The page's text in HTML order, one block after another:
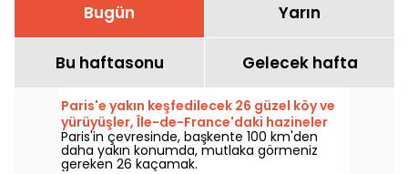
Bugün Yarın
Bu haftasonu Gelecek hafta
Paris'e yakın keşfedilecek 26 güzel köy ve
yürüyüşler, Île-de-France'daki hazineler
Paris'in çevresinde, başkente 100 km'den
daha yakın konumda, mutlaka görmeniz
gereken 26 kaçamak.